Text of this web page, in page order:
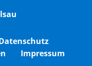
Impressum